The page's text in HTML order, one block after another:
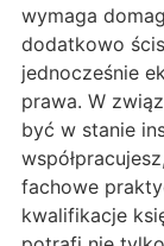
wymaga
dodatkowo
jednocześnie
prawa. W
być w stanie
fachowe
kwalifikacje